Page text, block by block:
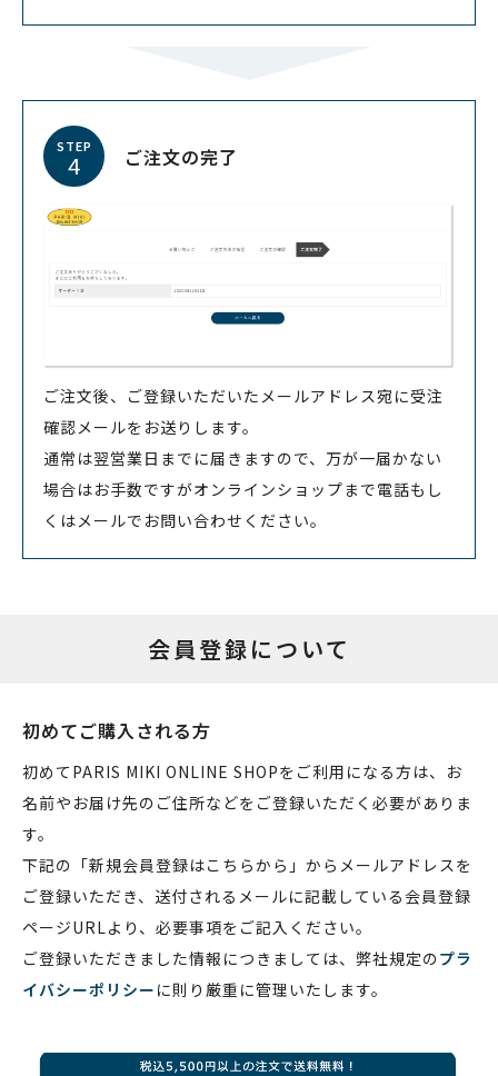
STEP
4 ご注文の完了
ご注文後、ご登録いただいたメールアドレス宛に受注
確認メールをお送りします。
通常は翌営業日までに届きますので、万が一届かない
場合はお手数ですがオンラインショップまで電話もし
くはメールでお問い合わせください。
会員登録について
初めてご購入される方
初めてPARIS MIKI ONLINE SHOPをご利用になる方は、お
名前やお届け先のご住所などをご登録いただく必要がありま
す。
下記の「新規会員登録はこちらから」からメールアドレスを
ご登録いただき、送付されるメールに記載している会員登録
ページURLより、必要事項をご記入ください。
ご登録いただきました情報につきましては、弊社規定のプラ
イバシーポリシー に則り厳重に管理いたします。